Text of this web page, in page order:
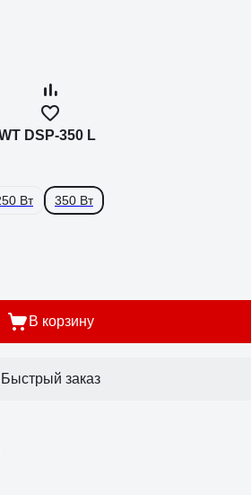
DSP-350 L
Вт
350 Вт
В корзину
Быстрый заказ